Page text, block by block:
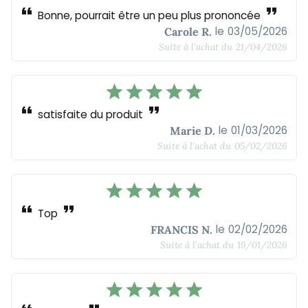
format_quote Bonne, pourrait être un peu plus prononcée format_quote
Carole R. le 03/05/2026
Suite à l'achat du 21/04/2026
star star star star star
format_quote satisfaite du produit format_quote
Marie D. le 01/03/2026
Suite à l'achat du 05/02/2026
star star star star star
format_quote Top format_quote
FRANCIS N. le 02/02/2026
Suite à l'achat du 19/01/2026
star star star star star